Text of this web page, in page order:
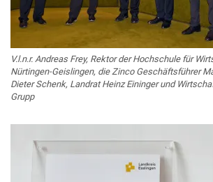
V.l.n.r. Andreas Frey, Rektor der Hochschule für
Nürtingen-Geislingen, die Zinco Geschäftsführer
Dieter Schenk, Landrat Heinz Eininger und
Grupp